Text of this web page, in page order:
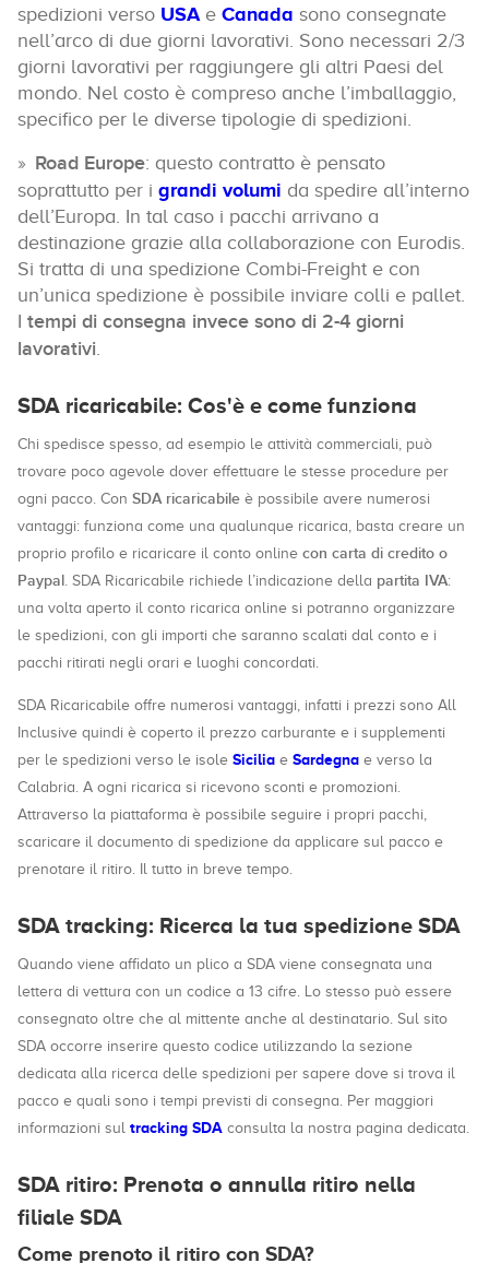
spedizioni verso USAe Canada sono consegnate
nell’arco di due giorni lavorativi. Sono necessari 2/3
giorni lavorativi per raggiungere gli altri Paesi del
mondo. Nel costo è compreso anche l’imballaggio,
specifico per le diverse tipologie di spedizioni.
Road Europe: questo contratto è pensato
soprattutto per i grandi volumi da spedire all’interno
dell’Europa. In tal caso i pacchi arrivano a
destinazione grazie alla collaborazione con Eurodis.
Si tratta di una spedizione Combi-Freight e con
un’unica spedizione è possibile inviare colli e pallet.
I tempi di consegna invece sono di 2-4 giorni
lavorativi.
SDA ricaricabile: Cos'è e come funziona
Chi spedisce spesso, ad esempio le attività commerciali, può
trovare poco agevole dover effettuare le stesse procedure per
ogni pacco. Con SDA ricaricabile è possibile avere numerosi
vantaggi: funziona come una qualunque ricarica, basta creare un
proprio profilo e ricaricare il conto online con carta di credito o
Paypal. SDA Ricaricabile richiede l’indicazione della partita IVA:
una volta aperto il conto ricarica online si potranno organizzare
le spedizioni, con gli importi che saranno scalati dal conto e i
pacchi ritirati negli orari e luoghi concordati.
SDA Ricaricabile offre numerosi vantaggi, infatti i prezzi sono All
Inclusive quindi è coperto il prezzo carburante e i supplementi
per le spedizioni verso le isole Sicilia e Sardegna e verso la
Calabria. A ogni ricarica si ricevono sconti e promozioni.
Attraverso la piattaforma è possibile seguire i propri pacchi,
scaricare il documento di spedizione da applicare sul pacco e
prenotare il ritiro. Il tutto in breve tempo.
SDA tracking: Ricerca la tua spedizione SDA
Quando viene affidato un plico a SDA viene consegnata una
lettera di vettura con un codice a 13 cifre. Lo stesso può essere
consegnato oltre che al mittente anche al destinatario. Sul sito
SDA occorre inserire questo codice utilizzando la sezione
dedicata alla ricerca delle spedizioni per sapere dove si trova il
pacco e quali sono i tempi previsti di consegna. Per maggiori
informazioni sul tracking SDA consulta la nostra pagina dedicata.
SDA ritiro: Prenota o annulla ritiro nella
filiale SDA
Come prenoto il ritiro con SDA?